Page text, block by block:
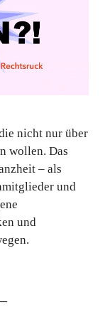
nicht nur über
wollen. Das
– als
und
und